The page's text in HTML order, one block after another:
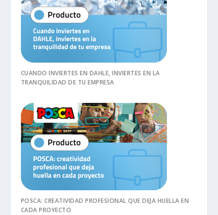
CUANDO INVIERTES EN DAHLE, INVIERTES EN LA
TRANQUILIDAD DE TU EMPRESA
POSCA: CREATIVIDAD PROFESIONAL QUE DEJA HUELLA EN
CADA PROYECTO